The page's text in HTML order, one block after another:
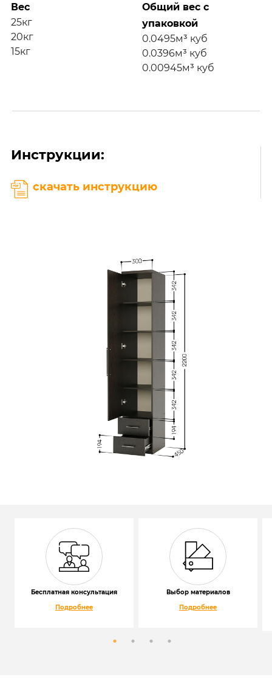
Вес
25кг
20кг
15кг
Общий вес с
упаковкой
0.0495м³ куб
0.0396м³ куб
0.00945м³ куб
Инструкции:
скачать инструкцию
Бесплатная консультация
Подробнее
Выбор материалов
Подробнее